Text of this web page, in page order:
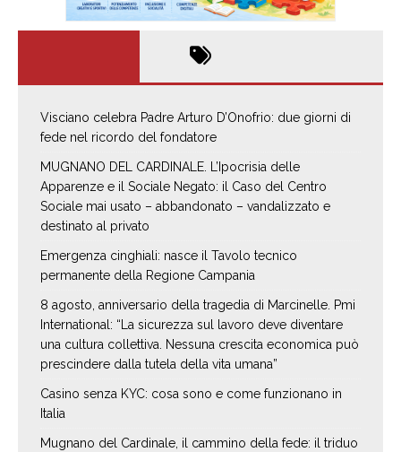
Visciano celebra Padre Arturo D’Onofrio: due giorni di
fede nel ricordo del fondatore
MUGNANO DEL CARDINALE. L’Ipocrisia delle
Apparenze e il Sociale Negato: il Caso del Centro
Sociale mai usato – abbandonato – vandalizzato e
destinato al privato
Emergenza cinghiali: nasce il Tavolo tecnico
permanente della Regione Campania
8 agosto, anniversario della tragedia di Marcinelle. Pmi
International: “La sicurezza sul lavoro deve diventare
una cultura collettiva. Nessuna crescita economica può
prescindere dalla tutela della vita umana”
Casino senza KYC: cosa sono e come funzionano in
Italia
Mugnano del Cardinale, il cammino della fede: il triduo